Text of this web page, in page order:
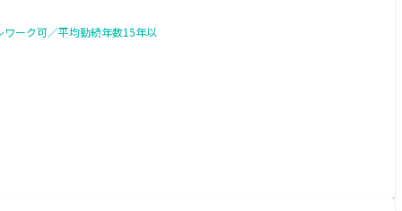
ーク可／平均勤続年数15年以